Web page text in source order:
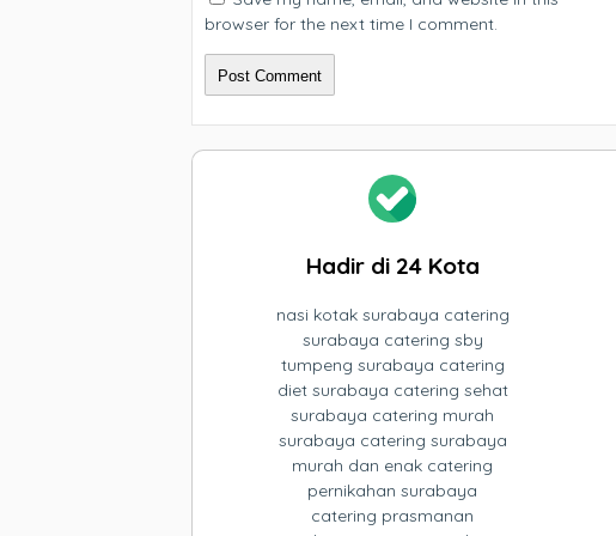
browser for the next time I comment.
Hadir di 24 Kota
nasi kotak surabaya catering
surabaya catering sby
tumpeng surabaya catering
diet surabaya catering sehat
surabaya catering murah
surabaya catering surabaya
murah dan enak catering
pernikahan surabaya
catering prasmanan